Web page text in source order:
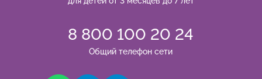
8 800 100 20 24
Общий телефон сети